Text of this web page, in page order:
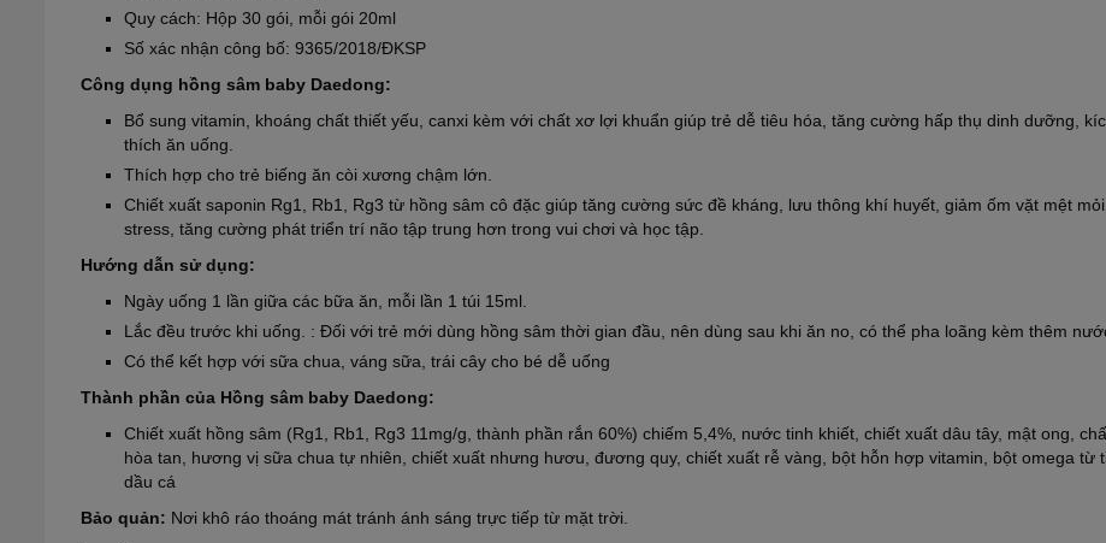
Quy cách: Hộp 30 gói, mỗi gói 20ml
Số xác nhận công bố: 9365/2018/ĐKSP
Công dụng hồng sâm baby Daedong:
Bổ sung vitamin, khoáng chất thiết yếu, canxi kèm với chất xơ lợi khuẩn giúp trẻ dễ tiêu hóa, tăng cường hấp thụ dinh dưỡng,
thích ăn uống.
Thích hợp cho trẻ biếng ăn còi xương chậm lớn.
Chiết xuất saponin Rg1, Rb1, Rg3 từ hồng sâm cô đặc giúp tăng cường sức đề kháng, lưu thông khí huyết, giảm ốm vặt mệt mỏi
stress, tăng cường phát triển trí não tập trung hơn trong vui chơi và học tập.
Hướng dẫn sử dụng:
Ngày uống 1 lần giữa các bữa ăn, mỗi lần 1 túi 15ml.
Lắc đều trước khi uống. : Đối với trẻ mới dùng hồng sâm thời gian đầu, nên dùng sau khi ăn no, có thể pha loãng kèm thêm
Có thể kết hợp với sữa chua, váng sữa, trái cây cho bé dễ uống
Thành phần của Hồng sâm baby Daedong:
Chiết xuất hồng sâm (Rg1, Rb1, Rg3 11mg/g, thành phần rắn 60%) chiếm 5,4%, nước tinh khiết, chiết xuất dâu tây, mật ong,
hòa tan, hương vị sữa chua tự nhiên, chiết xuất nhưng hươu, đương quy, chiết xuất rễ vàng, bột hỗn hợp vitamin, bột omega từ
dầu cá
Bảo quản: Nơi khô ráo thoáng mát tránh ánh sáng trực tiếp từ mặt trời.